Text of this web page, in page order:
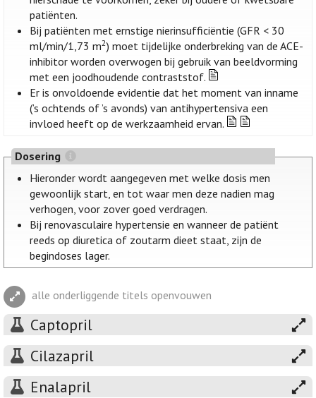
patiënten.
Bij patiënten met ernstige nierinsufficiëntie (GFR < 30
ml/min/1,73 m2) moet tijdelijke onderbreking van de ACE-
inhibitor worden overwogen bij gebruik van beeldvorming
met een joodhoudende contraststof.
Er is onvoldoende evidentie dat het moment van inname
(’s ochtends of ’s avonds) van antihypertensiva een
invloed heeft op de werkzaamheid ervan.
Dosering
Hieronder wordt aangegeven met welke dosis men
gewoonlijk start, en tot waar men deze nadien mag
verhogen, voor zover goed verdragen.
Bij renovasculaire hypertensie en wanneer de patiënt
reeds op diuretica of zoutarm dieet staat, zijn de
begindoses lager.
alle onderliggende titels openvouwen
Captopril
Cilazapril
Enalapril